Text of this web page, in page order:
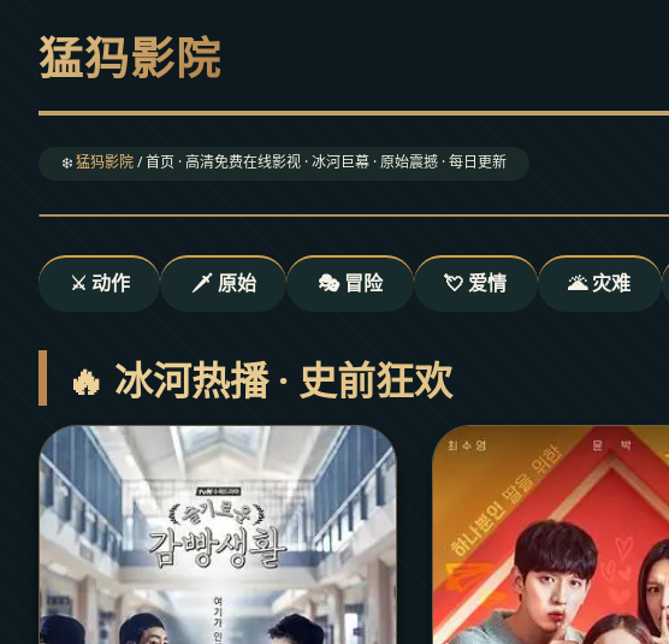
猛犸影院
❄️猛犸影院/ 首页 · 高清免费在线影视 · 冰河巨幕 · 原始震撼 · 每日更新
⚔️ 动作 🗡️ 原始 🎭 冒险 💘 爱情 🌋 灾难
🔥 冰河热播 · 史前狂欢